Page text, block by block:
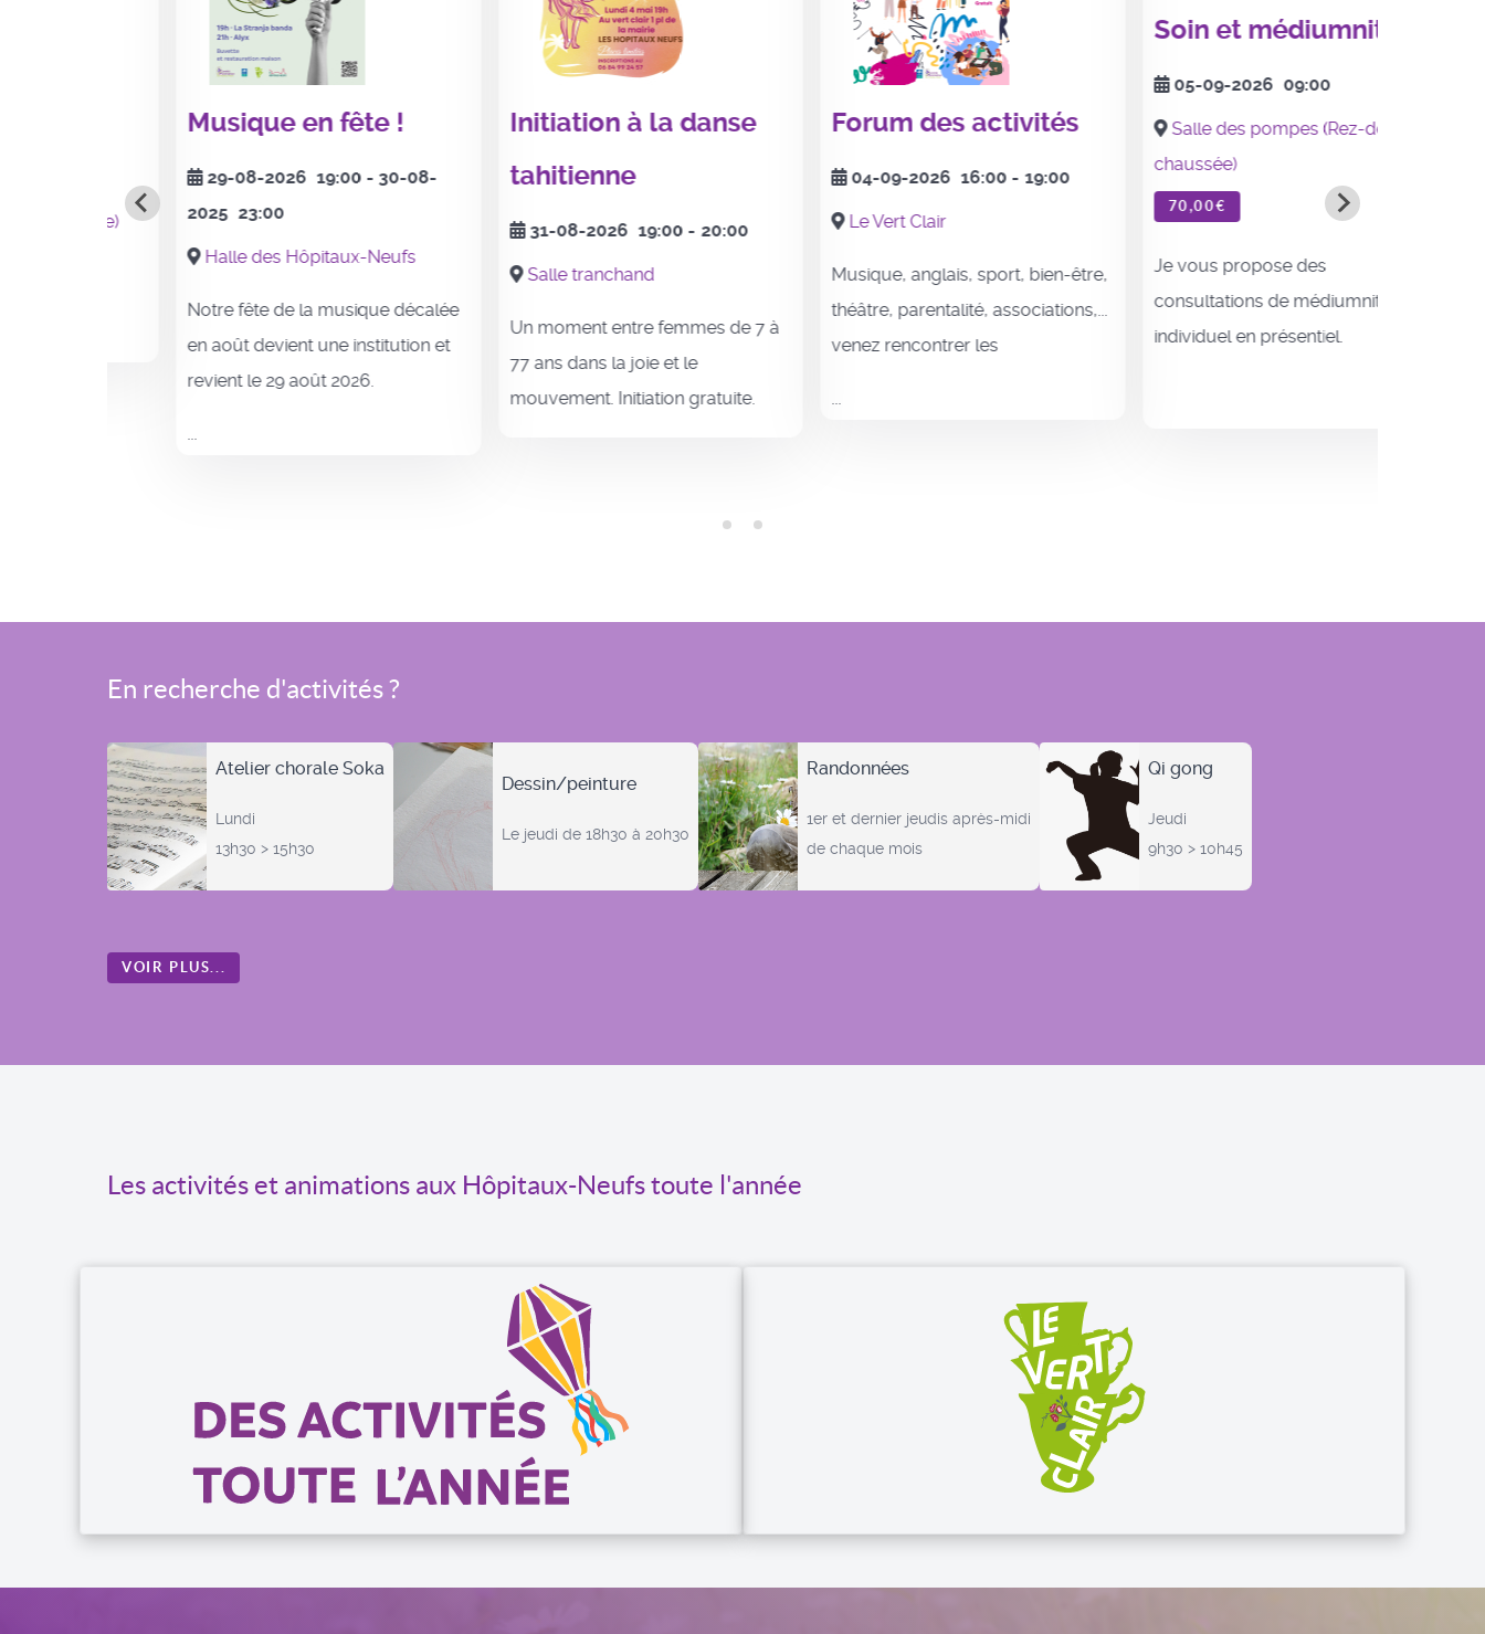
Musique en fête !
29-08-2026 19:00- 30-08-
2025
23:00
Halle des Hôpitaux-Neufs
Notre fête de la musique décalée
en août devient une institution et
revient le 29 août 2026.
Initiation à la danse
tahitienne
31-08-2026 19:00- 20:00
Salle tranchand
Un moment entre femmes de 7 à
77 ans dans la joie et le
mouvement. Initiation gratuite.
Forum des activités
04-09-2026 16:00- 19:00
Le Vert Clair
Musique, anglais, sport, bien-être,
théâtre, parentalité, associations,...
venez rencontrer les
Soin et médiumnité
05-09-2026 09:00
Salle des pompes (Rez-de-
chaussée)
Je vous propose des
consultations de médiumnité
individuel en présentiel.
En recherche d'activités ?
Atelier chorale Soka
Lundi
13h30 > 15h30
Dessin/peinture
Le jeudi de 18h30 à 20h30
Randonnées
1er et dernier jeudis après-midi
de chaque mois
Qi gong
Jeudi
9h30 > 10h45
VOIR PLUS...
Les activités et animations aux Hôpitaux-Neufs toute l'année